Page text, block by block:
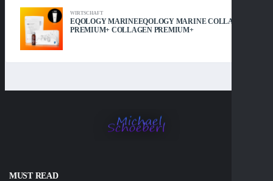
WIRTSCHAFT
EQOLOGY MARINEEQOLOGY MARINE COLLAGEN
PREMIUM+ COLLAGEN PREMIUM+
MUST READ